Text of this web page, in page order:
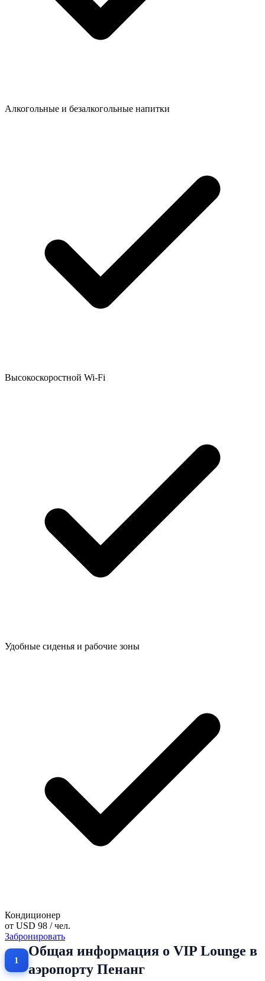
Алкогольные и безалкогольные напитки
Высокоскоростной Wi-Fi
Удобные сиденья и рабочие зоны
Кондиционер
от USD 98 / чел.
Забронировать
Общая информация о VIP Lounge в
аэропорту Пенанг